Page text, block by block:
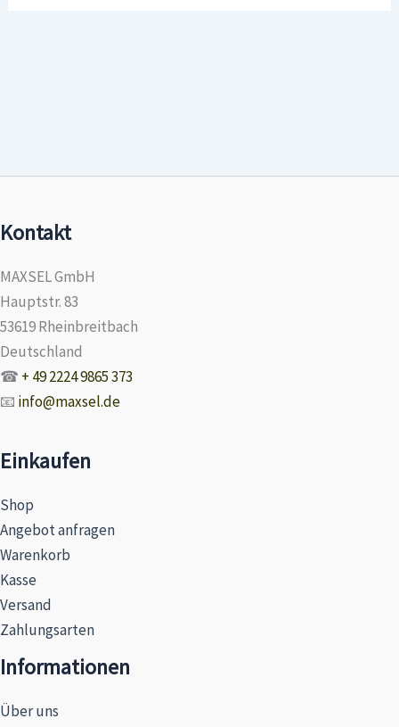
Kontakt
MAXSEL GmbH
Hauptstr. 83
53619 Rheinbreitbach
Deutschland
☎ + 49 2224 9865 373
📧 info@maxsel.de
Einkaufen
Shop
Angebot anfragen
Warenkorb
Kasse
Versand
Zahlungsarten
Informationen
Über uns